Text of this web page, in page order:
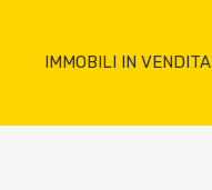
IMMOBILI IN VENDITA